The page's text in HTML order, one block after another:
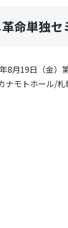
命単独
8月19日（金）
モトホール/札